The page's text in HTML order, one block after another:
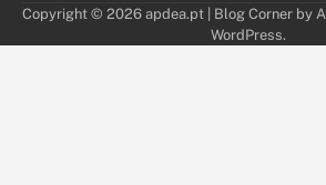
Copyright © 2026 apdea.pt | Blog Corner by
WordPress.